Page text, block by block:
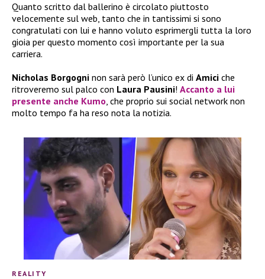
Quanto scritto dal ballerino è circolato piuttosto
velocemente sul web, tanto che in tantissimi si sono
congratulati con lui e hanno voluto esprimergli tutta la loro
gioia per questo momento così importante per la sua
carriera.
Nicholas Borgogni non sarà però l’unico ex di Amici che
ritroveremo sul palco con Laura Pausini! Accanto a lui
presente anche Kumo, che proprio sui social network non
molto tempo fa ha reso nota la notizia.
REALITY